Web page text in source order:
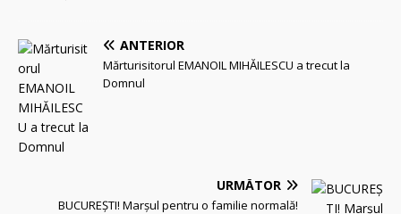
ANTERIOR
Mărturisitorul EMANOIL MIHĂILESCU a trecut la
Domnul
URMĂTOR
BUCUREŞTI! Marşul pentru o familie normală!